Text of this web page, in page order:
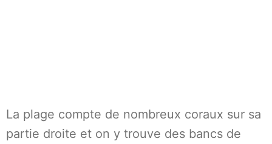
La plage compte de nombreux coraux sur sa
partie droite et on y trouve des bancs de